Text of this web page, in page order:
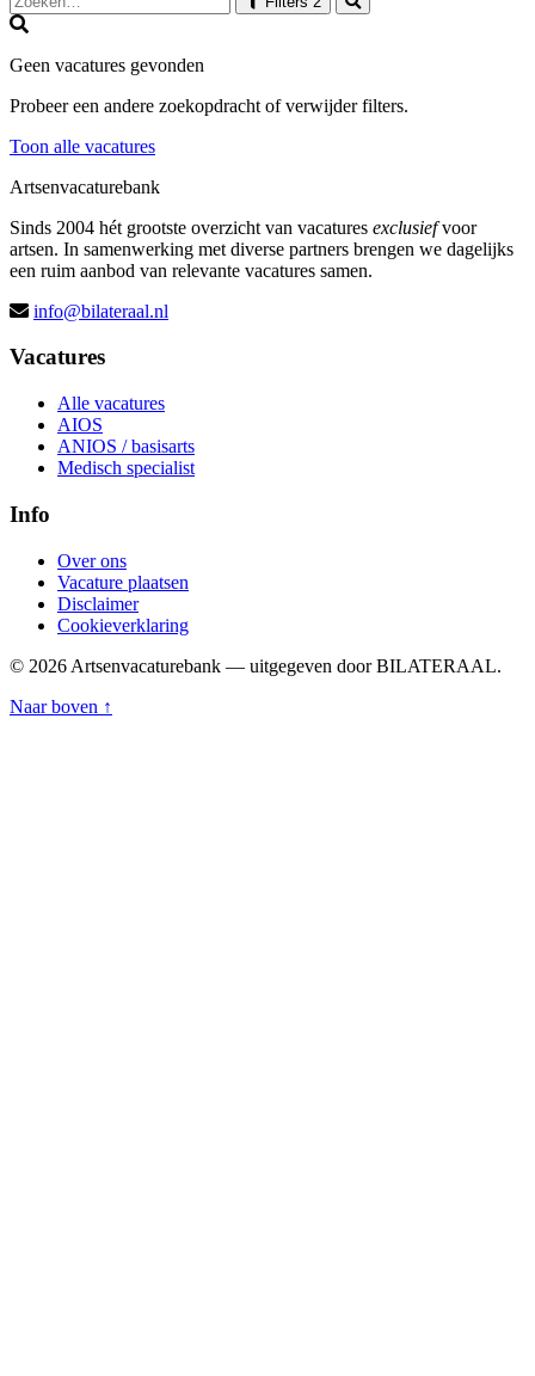
Geen vacatures gevonden
Probeer een andere zoekopdracht of verwijder filters.
Toon alle vacatures
Artsenvacaturebank
Sinds 2004 hét grootste overzicht van vacatures exclusiefvoor
artsen. In samenwerking met diverse partners brengen we dagelijks
een ruim aanbod van relevante vacatures samen.
info@bilateraal.nl
Vacatures
Alle vacatures
AIOS
ANIOS / basisarts
Medisch specialist
Info
Over ons
Vacature plaatsen
Disclaimer
Cookieverklaring
© 2026 Artsenvacaturebank — uitgegeven door BILATERAAL.
Naar boven ↑